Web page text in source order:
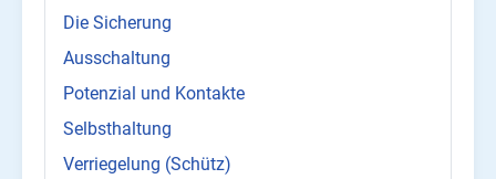
Die Sicherung
Ausschaltung
Potenzial und Kontakte
Selbsthaltung
Verriegelung (Schütz)